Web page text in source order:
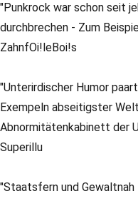
"Punkrock war schon seit
durchbrechen - Zum
ZahnfOi!leBoi!s
"Unterirdischer Humor
Exempeln abseitigster
Abnormitätenkabinett der
Superillu
"Staatsfern und Gewaltnah